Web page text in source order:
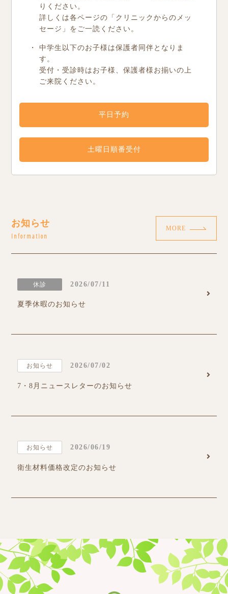
りください。
詳しくは各ページの「クリニックからのメッ
セージ」をご一読ください。
中学生以下のお子様は保護者同伴となりま
す。
受付・受診時はお子様、保護者様お揃いの上
ご来院ください。
平日予約
土曜日順番受付
お知らせ
Information
MORE
休診 2026/07/11
夏季休暇のお知らせ
お知らせ 2026/07/02
7・8月ニュースレターのお知らせ
お知らせ 2026/06/19
衛生材料価格改定のお知らせ